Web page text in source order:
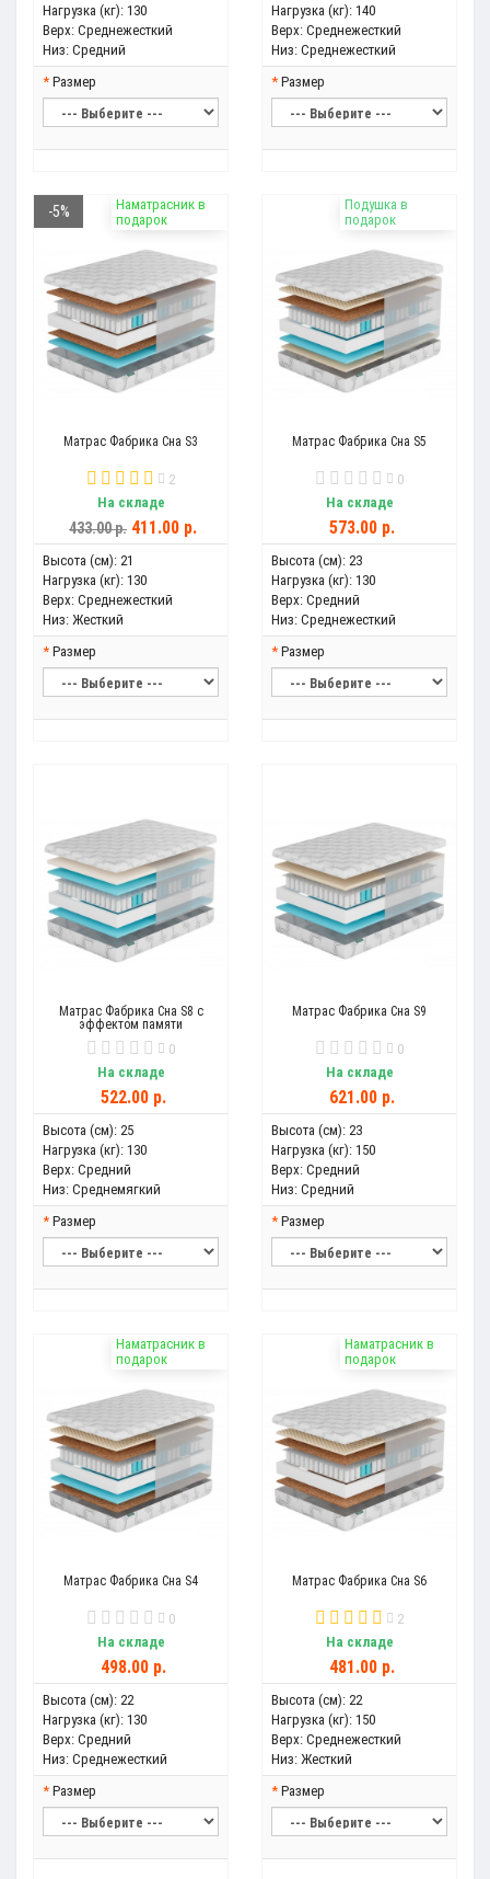
Нагрузка (кг): 130
Верх: Среднежесткий
Низ: Средний
Размер
Нагрузка (кг): 140
Верх: Среднежесткий
Низ: Среднежесткий
Размер
Наматрасник в
подарок
-5%
Матрас Фабрика Сна S3
2
На складе
433.00 р. 411.00 р.
Высота (см): 21
Нагрузка (кг): 130
Верх: Среднежесткий
Низ: Жесткий
Размер
Подушка в
подарок
Матрас Фабрика Сна S5
0
На складе
573.00 р.
Высота (см): 23
Нагрузка (кг): 130
Верх: Средний
Низ: Среднежесткий
Размер
Матрас Фабрика Сна S8 с
эффектом памяти
0
На складе
522.00 р.
Высота (см): 25
Нагрузка (кг): 130
Верх: Средний
Низ: Среднемягкий
Размер
Матрас Фабрика Сна S9
0
На складе
621.00 р.
Высота (см): 23
Нагрузка (кг): 150
Верх: Средний
Низ: Средний
Размер
Наматрасник в
подарок
Матрас Фабрика Сна S4
0
На складе
498.00 р.
Высота (см): 22
Нагрузка (кг): 130
Верх: Средний
Низ: Среднежесткий
Размер
Наматрасник в
подарок
Матрас Фабрика Сна S6
2
На складе
481.00 р.
Высота (см): 22
Нагрузка (кг): 150
Верх: Среднежесткий
Низ: Жесткий
Размер